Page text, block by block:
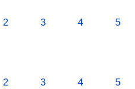
2 3 4 5
2 3 4 5